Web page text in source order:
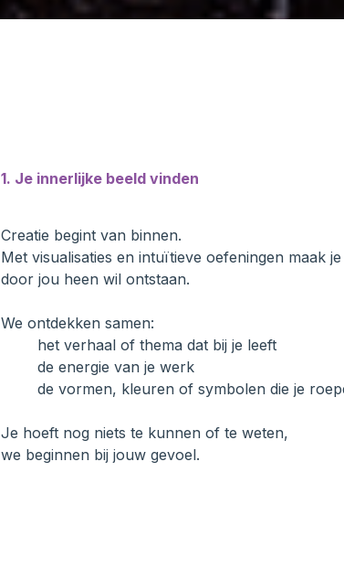
1. Je innerlijke beeld vinden
Creatie begint van binnen.
Met visualisaties en intuïtieve oefeningen maak
door jou heen wil ontstaan.
We ontdekken samen:
het verhaal of thema dat bij je leeft
de energie van je werk
de vormen, kleuren of symbolen die je
Je hoeft nog niets te kunnen of te weten,
we beginnen bij jouw gevoel.